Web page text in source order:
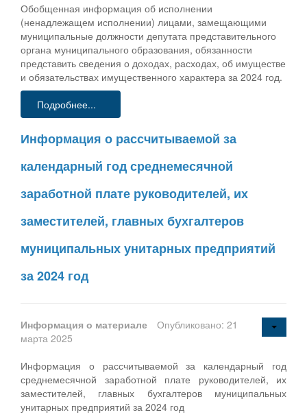
Обобщенная информация об исполнении
(ненадлежащем исполнении) лицами, замещающими
муниципальные должности депутата представительного
органа муниципального образования, обязанности
представить сведения о доходах, расходах, об имуществе
и обязательствах имущественного характера за 2024 год.
Подробнее...
Информация о рассчитываемой за
календарный год среднемесячной
заработной плате руководителей, их
заместителей, главных бухгалтеров
муниципальных унитарных предприятий
за 2024 год
Информация о материале
Опубликовано: 21
марта 2025
Информация о рассчитываемой за календарный год
среднемесячной заработной плате руководителей, их
заместителей, главных бухгалтеров муниципальных
унитарных предприятий за 2024 год